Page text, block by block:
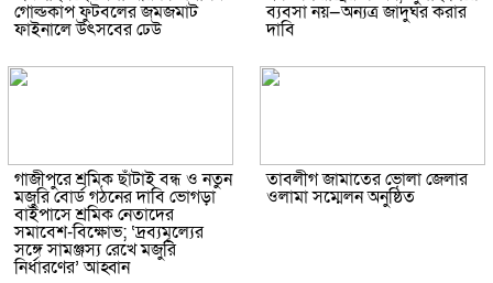
গোল্ডকাপ ফুটবলের জমজমাট
ফাইনালে উৎসবের ঢেউ
ব্যবসা নয়—অন্যত্র জাদুঘর করার
দাবি
গাজীপুরে শ্রমিক ছাঁটাই বন্ধ ও নতুন
মজুরি বোর্ড গঠনের দাবি ভোগড়া
বাইপাসে শ্রমিক নেতাদের
সমাবেশ-বিক্ষোভ; ‘দ্রব্যমূল্যের
সঙ্গে সামঞ্জস্য রেখে মজুরি
নির্ধারণের’ আহ্বান
তাবলীগ জামাতের ভোলা জেলার
ওলামা সম্মেলন অনুষ্ঠিত